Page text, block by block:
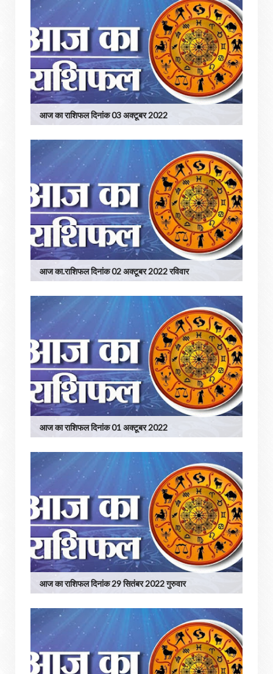
आज का राशिफल दिनांक 03 अक्टूबर 2022
आज का.राशिफल दिनांक 02 अक्टूबर 2022 रविवार
आज का राशिफल दिनांक 01 अक्टूबर 2022
आज का राशिफल दिनांक 29 सितंबर 2022 गुरुवार